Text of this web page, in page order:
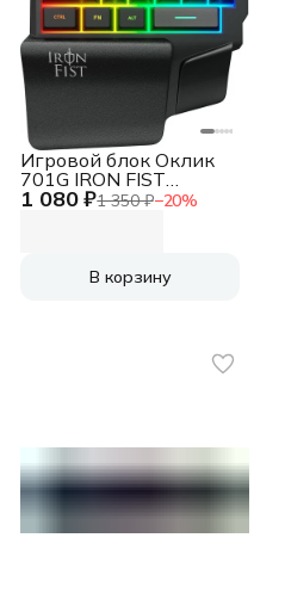
1 080 ₽1 350 ₽−20%
Игровой блок Оклик
701G IRON FIST
черный USB for gamer
В корзину